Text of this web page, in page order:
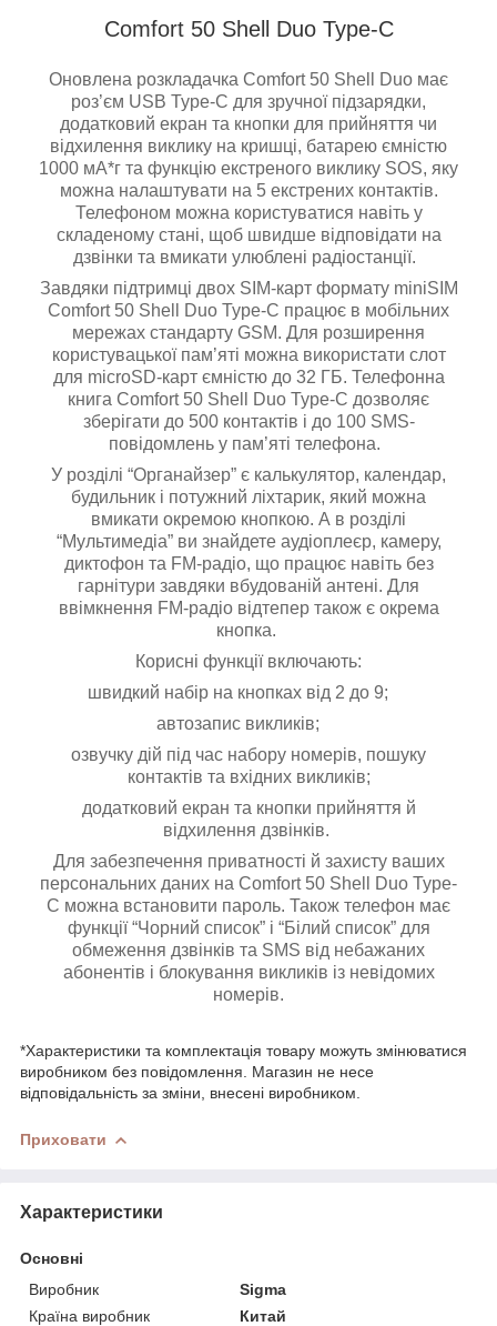
Comfort 50 Shell Duo Type-C
Оновлена розкладачка Comfort 50 Shell Duo має
роз’єм USB Type-C для зручної підзарядки,
додатковий екран та кнопки для прийняття чи
відхилення виклику на кришці, батарею ємністю
1000 мА*г та функцію екстреного виклику SOS, яку
можна налаштувати на 5 екстрених контактів.
Телефоном можна користуватися навіть у
складеному стані, щоб швидше відповідати на
дзвінки та вмикати улюблені радіостанції.
Завдяки підтримці двох SIM-карт формату miniSIM
Comfort 50 Shell Duo Type-C працює в мобільних
мережах стандарту GSM. Для розширення
користувацької пам’яті можна використати слот
для microSD-карт ємністю до 32 ГБ. Телефонна
книга Comfort 50 Shell Duo Type-C дозволяє
зберігати до 500 контактів і до 100 SMS-
повідомлень у пам’яті телефона.
У розділі “Органайзер” є калькулятор, календар,
будильник і потужний ліхтарик, який можна
вмикати окремою кнопкою. А в розділі
“Мультимедіа” ви знайдете аудіоплеєр, камеру,
диктофон та FM-радіо, що працює навіть без
гарнітури завдяки вбудованій антені. Для
ввімкнення FM-радіо відтепер також є окрема
кнопка.
Корисні функції включають:
швидкий набір на кнопках від 2 до 9;
автозапис викликів;
озвучку дій під час набору номерів, пошуку
контактів та вхідних викликів;
додатковий екран та кнопки прийняття й
відхилення дзвінків.
Для забезпечення приватності й захисту ваших
персональних даних на Comfort 50 Shell Duo Type-
C можна встановити пароль. Також телефон має
функції “Чорний список” і “Білий список” для
обмеження дзвінків та SMS від небажаних
абонентів і блокування викликів із невідомих
номерів.
*Характеристики та комплектація товару можуть змінюватися
виробником без повідомлення. Магазин не несе
відповідальність за зміни, внесені виробником.
Приховати
Характеристики
Основні
Виробник
Sigma
Країна виробник
Китай